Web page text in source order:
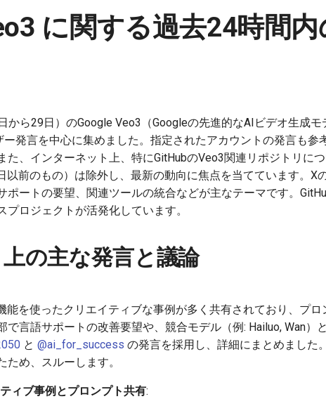
に関する過去24時間内
から29日）のGoogle Veo3（Googleの先進的なAIビデオ生成モ
発言を中心に集めました。指定されたアカウントの発言も参
た、インターネット上、特にGitHubのVeo3関連リポジトリに
以前のもの）は除外し、最新の動向に焦点を当てています。X
ポートの要望、関連ツールの統合などが主なテーマです。
ロジェクトが活発化しています。
の主な発言と議論
能を使ったクリエイティブな事例が多く共有されており、プ
で言語サポートの改善要望や、競合モデル（例: Hailuo, Wan）
と @ai_for_success の発言を採用し、詳細にまとめました
め、スルーします。
ィブ事例とプロンプト共有: